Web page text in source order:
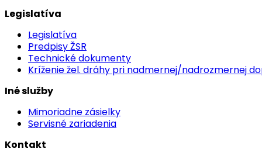
Legislatíva
Legislatíva
Predpisy ŽSR
Technické dokumenty
Kríženie žel. dráhy pri nadmernej/nadrozmernej
Iné služby
Mimoriadne zásielky
Servisné zariadenia
Kontakt